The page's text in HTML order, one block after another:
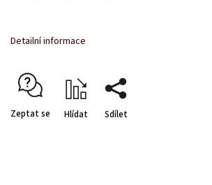
Detailní informace
Zeptat se Hlídat Sdílet